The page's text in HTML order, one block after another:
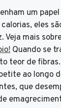
um
eles
Veja mais
Quando se
teor de
ao longo
que